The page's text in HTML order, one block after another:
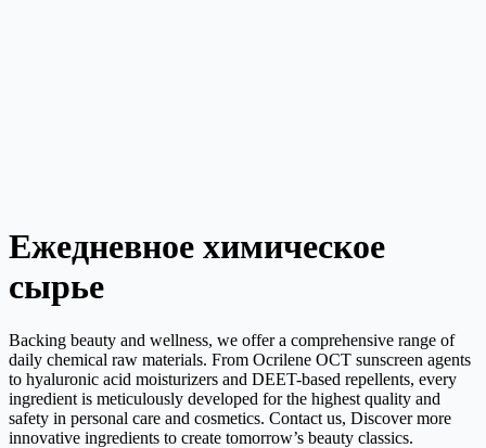
Ежедневное химическое
сырье
Backing beauty and wellness, we offer a comprehensive range of
daily chemical raw materials. From Ocrilene OCT sunscreen agents
to hyaluronic acid moisturizers and DEET-based repellents, every
ingredient is meticulously developed for the highest quality and
safety in personal care and cosmetics. Contact us, Discover more
innovative ingredients to create tomorrow’s beauty classics.